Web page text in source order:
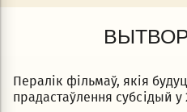
Пералік фільмаў, якія
прадастаўлення субсідый у